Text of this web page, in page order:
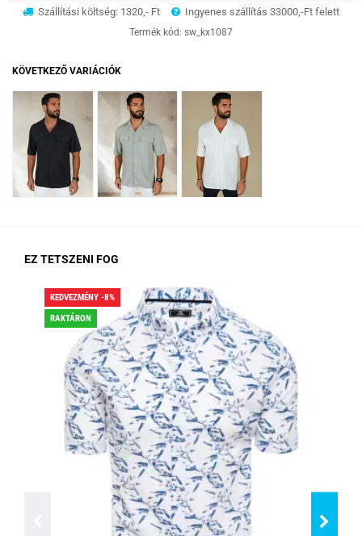
Szállítási költség: 1320,- Ft Ingyenes szállítás 33000,-Ft felett
Termék kód: sw_kx1087
KÖVETKEZŐ VARIÁCIÓK
EZ TETSZENI FOG
KEDVEZMÉNY -8%
RAKTÁRON